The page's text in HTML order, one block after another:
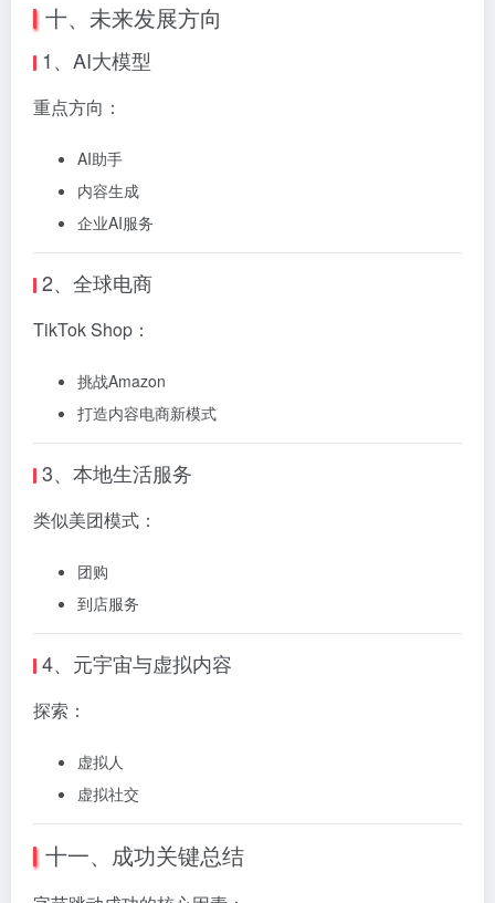
十、未来发展方向
1、AI大模型
重点方向：
AI助手
内容生成
企业AI服务
2、全球电商
TikTok Shop：
挑战Amazon
打造内容电商新模式
3、本地生活服务
类似美团模式：
团购
到店服务
4、元宇宙与虚拟内容
探索：
虚拟人
虚拟社交
十一、成功关键总结